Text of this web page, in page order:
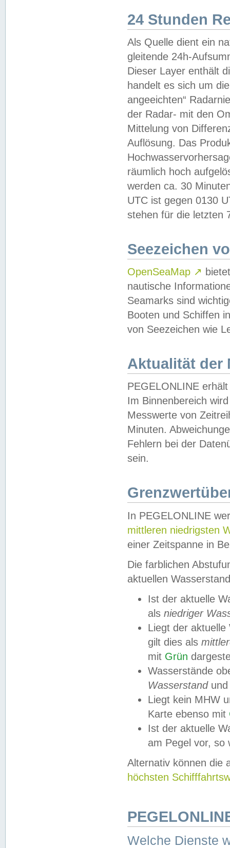
24 Stunden
Als Quelle dient ein
gleitende 24h-
Dieser Layer enthält
handelt es sich um
angeeichten“
der Radar- mit den
Mittelung von
Auflösung. Das
räumlich hoch
werden ca. 30
UTC ist gegen 0130
stehen für die letzten
Seezeichen
OpenSeaMap ↗
nautische
Seamarks sind
Booten und Schiffen
von Seezeichen wie
Aktualität der
PEGELONLINE
Im Binnenbereich
Messwerte von
Minuten.
Fehlern bei der
sein.
In PEGELONLINE
mittleren niedrigsten
einer Zeitspanne in
Die farblichen
aktuellen
Ist der aktuelle
als niedriger
Liegt der
gilt dies als
mit Grün
Wasserstände
Wasserstandund
Liegt kein MHW
Karte ebenso mit
Ist der aktuelle
am Pegel vor,
Alternativ können die
höchsten
Welche Dienste